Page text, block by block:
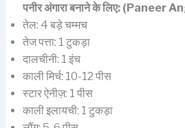
पनीर अंगारा बनाने के लिए: (Paneer
तेल: 4 बड़े चम्मच
तेज पत्ता: 1 टुकड़ा
दालचीनी: 1 इंच
काली मिर्च: 10-12 पीस
स्टार ऐनीज़: 1 पीस
काली इलायची: 1 टुकड़ा